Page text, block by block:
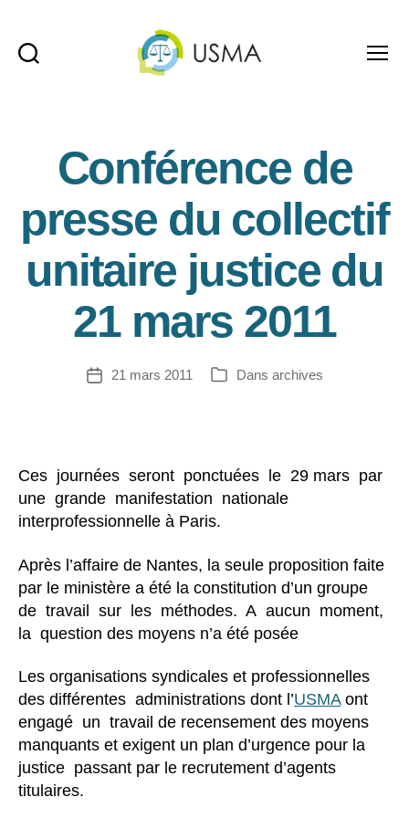
Conférence de
presse du collectif
unitaire justice du
21 mars 2011
Date21 mars 2011 Catégories
Dans archives
Ces journées seront ponctuées le 29 mars par
une grande manifestation nationale
interprofessionnelle à Paris.
Après l’affaire de Nantes, la seule proposition faite
par le ministère a été la constitution d’un groupe
de travail sur les méthodes. A aucun moment,
la question des moyens n’a été posée
Les organisations syndicales et professionnelles
des différentes administrations dont l’USMAont
engagé un travail de recensement des moyens
manquants et exigent un plan d’urgence pour la
justice passant par le recrutement d’agents
titulaires.